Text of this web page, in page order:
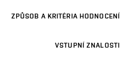
ZPŮSOB A KRITÉRIA HODNOCENÍ
VSTUPNÍ ZNALOSTI